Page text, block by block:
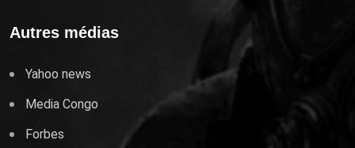
Autres médias
Yahoo news
Media Congo
Forbes